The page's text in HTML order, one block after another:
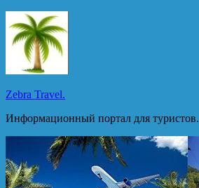
Перейти
к
содержимому
Zebra Travel.
Информационный портал для туристов.